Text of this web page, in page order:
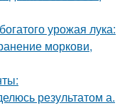
урожая лука:
моркови,
результатом а.